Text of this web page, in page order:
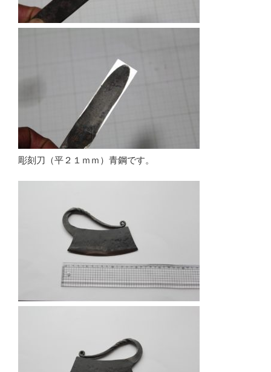
彫刻刀（平２１ｍｍ）青鋼です。